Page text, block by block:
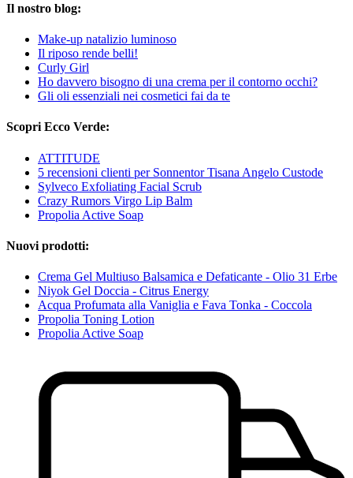
Il nostro blog:
Make-up natalizio luminoso
Il riposo rende belli!
Curly Girl
Ho davvero bisogno di una crema per il contorno occhi?
Gli oli essenziali nei cosmetici fai da te
Scopri Ecco Verde:
ATTITUDE
5 recensioni clienti per Sonnentor Tisana Angelo Custode
Sylveco Exfoliating Facial Scrub
Crazy Rumors Virgo Lip Balm
Propolia Active Soap
Nuovi prodotti:
Crema Gel Multiuso Balsamica e Defaticante - Olio 31 Erbe
Niyok Gel Doccia - Citrus Energy
Acqua Profumata alla Vaniglia e Fava Tonka - Coccola
Propolia Toning Lotion
Propolia Active Soap